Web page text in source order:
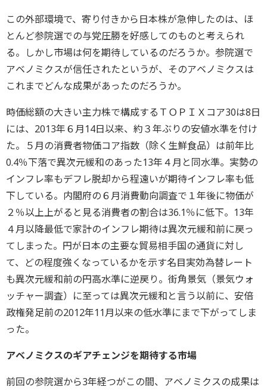
この外部環境で、寄り付きから日本株が急伸したのは、ほ
とんど参院選での与党圧勝を好感してのものと考えられ
る。しかし市場は何を期待しているのだろうか。参院選で
アベノミクスが信任されたというが、そのアベノミクスは
これまでどんな成果があったのだろうか。
時価総額の大きい主力株で構成するＴＯＰＩＸコア30は8日
には、2013年６月14日以来、約３年ぶりの安値水準を付け
た。５月の消費者物価コア指数（除く生鮮食品）は前年比
0.4％下落で異次元緩和のあった13年４月と同水準。実勢の
インフレ率もデフレ脱却から程遠いが期待インフレ率も低
下している。内閣府の６月消費動向調査で１年後に物価が
２％以上上がると見る消費者の割合は36.1％に低下。13年
４月以降最低で家計のインフレ期待は異次元緩和前に戻っ
てしまった。円が日本の主要な貿易相手国の通貨に対し
て、どの程度強くなっているかを示す名目実効為替レート
も異次元緩和前の円高水準に逆戻り。街角景気（景気ウォ
ッチャー調査）に至っては異次元緩和と言う以前に、安倍
政権発足前の2012年11月以来の低水準にまで下がってしま
った。
アベノミクスのギアチェンジを期待する市場
前回の参院選から3年経つがこの間、アベノミクスの成果は